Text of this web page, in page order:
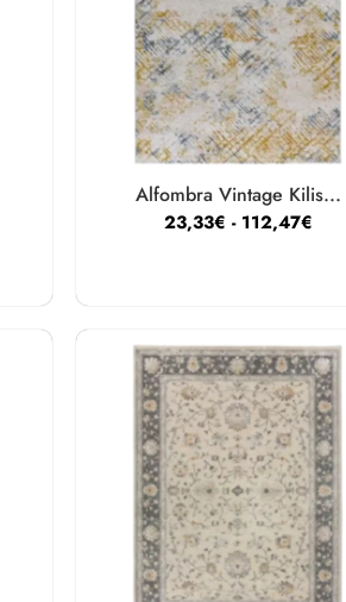
Alfombra Vintage Kilis...
23,33€ - 112,47€